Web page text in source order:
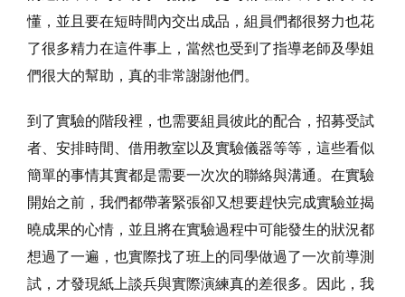
懂，並且要在短時間內交出成品，組員們都很努力也花
了很多精力在這件事上，當然也受到了指導老師及學姐
們很大的幫助，真的非常謝謝他們。
到了實驗的階段裡，也需要組員彼此的配合，招募受試
者、安排時間、借用教室以及實驗儀器等等，這些看似
簡單的事情其實都是需要一次次的聯絡與溝通。在實驗
開始之前，我們都帶著緊張卻又想要趕快完成實驗並揭
曉成果的心情，並且將在實驗過程中可能發生的狀況都
想過了一遍，也實際找了班上的同學做過了一次前導測
試，才發現紙上談兵與實際演練真的差很多。因此，我